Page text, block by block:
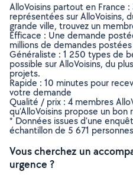
AlloVoisins partout en France
représentées sur AlloVoisins,
grande ville, trouvez un
Efficace : Une demande
millions de demandes
Généraliste : 1 250 types de
possible sur AlloVoisins, du
projets.
Rapide : 10 minutes pour
votre demande
Qualité / prix : 4 membres
qu’AlloVoisins propose un
* Données issues d’une
échantillon de 5 671
Vous cherchez un
urgence ?